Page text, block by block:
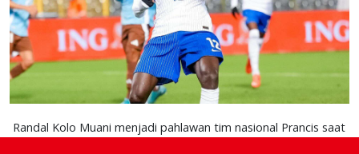
Randal Kolo Muani menjadi pahlawan tim nasional Prancis saat